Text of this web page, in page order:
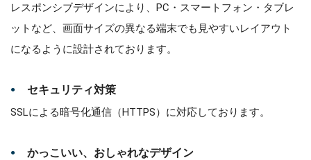
レスポンシブデザインにより、PC・スマートフォン・タブレ
ットなど、画面サイズの異なる端末でも見やすいレイアウト
になるように設計されております。
セキュリティ対策
SSLによる暗号化通信（HTTPS）に対応しております。
かっこいい、おしゃれなデザイン